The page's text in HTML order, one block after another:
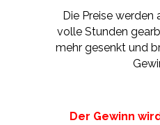
Die Preise werden
volle Stunden
mehr gesenkt und
Der Gewinn